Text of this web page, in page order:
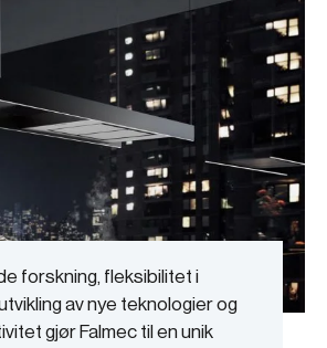
forskning, fleksibilitet i
av nye teknologier og
gjør Falmec til en unik